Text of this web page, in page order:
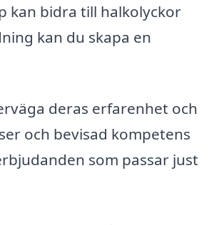
kan bidra till halkolyckor
kan du skapa en
deras erfarenhet och
och bevisad kompetens
som passar just